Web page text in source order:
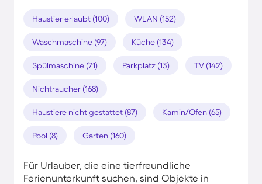
Haustier erlaubt (100) WLAN (152)
Waschmaschine (97) Küche (134)
Spülmaschine (71) Parkplatz (13) TV (142)
Nichtraucher (168)
Haustiere nicht gestattet (87) Kamin/Ofen (65)
Pool (8) Garten (160)
Für Urlauber, die eine tierfreundliche
Ferienunterkunft suchen, sind Objekte in